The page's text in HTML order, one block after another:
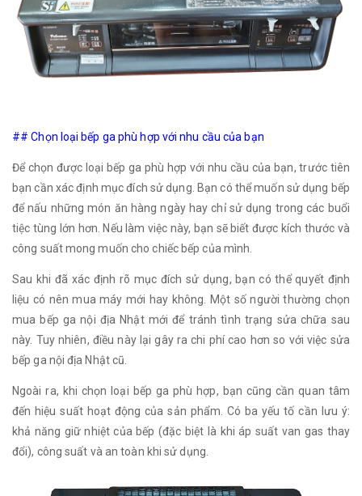
## Chọn loại bếp ga phù hợp với nhu cầu của bạn
Để chọn được loại bếp ga phù hợp với nhu cầu của bạn, trước tiên
bạn cần xác định mục đích sử dụng. Bạn có thể muốn sử dụng bếp
để nấu những món ăn hàng ngày hay chỉ sử dụng trong các buổi
tiệc tùng lớn hơn. Nếu làm việc này, bạn sẽ biết được kích thước và
công suất mong muốn cho chiếc bếp của mình.
Sau khi đã xác định rõ mục đích sử dụng, bạn có thể quyết định
liệu có nên mua máy mới hay không. Một số người thường chọn
mua bếp ga nội địa Nhật mới để tránh tình trạng sửa chữa sau
này. Tuy nhiên, điều này lại gây ra chi phí cao hơn so với việc sửa
bếp ga nội địa Nhật cũ.
Ngoài ra, khi chọn loại bếp ga phù hợp, bạn cũng cần quan tâm
đến hiệu suất hoạt động của sản phẩm. Có ba yếu tố cần lưu ý:
khả năng giữ nhiệt của bếp (đặc biệt là khi áp suất van gas thay
đổi), công suất và an toàn khi sử dụng.